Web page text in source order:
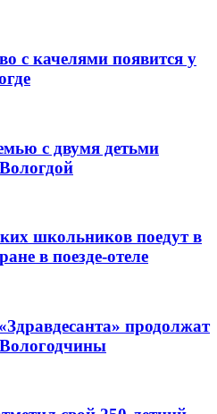
с качелями появится у
с двумя детьми
школьников поедут в
в поезде-отеле
продолжат